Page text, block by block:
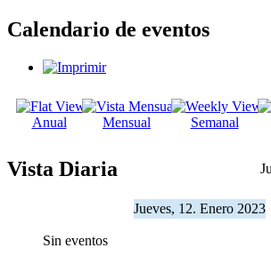
Calendario de eventos
Anual Mensual Semanal
Vista Diaria
Jueves, 12. Enero 2023
Sin eventos